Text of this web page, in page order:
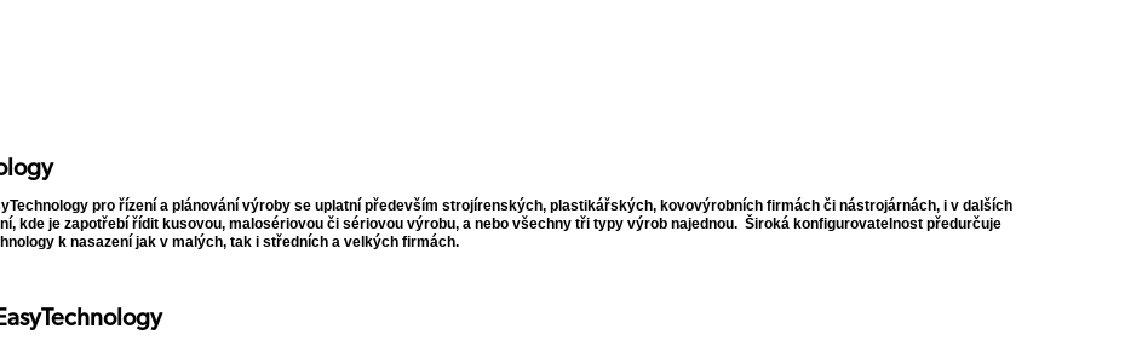
pro řízení a plánování výroby se uplatní především strojírenských, plastikářských, kovovýrobních firmách či nástrojárnách, i v dalších
kde je zapotřebí řídit kusovou, malosériovou či sériovou výrobu, a nebo všechny tři typy výrob najednou. Široká konfigurovatelnost předurčuje
k nasazení jak v malých, tak i středních a velkých firmách.